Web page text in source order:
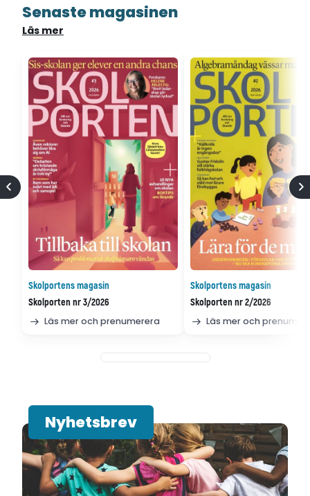
Senaste magasinen
Läs mer
Skolportens magasin
Skolporten nr 3/2026
Läs mer och prenumerera
Skolportens magasin
Skolporten nr 2/2026
Läs mer och
Nyhetsbrev